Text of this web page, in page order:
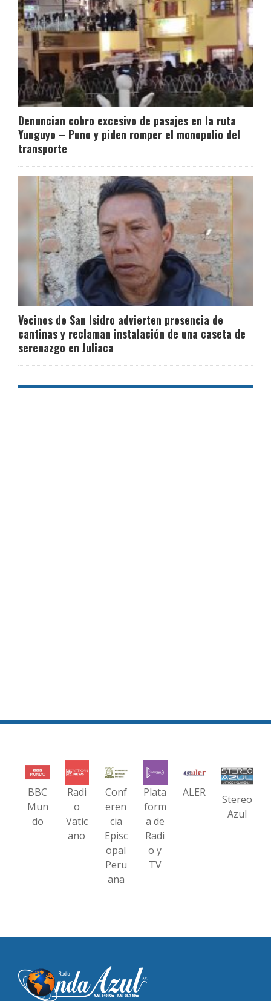
Denuncian cobro excesivo de pasajes en la ruta
Yunguyo – Puno y piden romper el monopolio del
transporte
Vecinos de San Isidro advierten presencia de
cantinas y reclaman instalación de una caseta de
serenazgo en Juliaca
BBC
Mun
do
Radi
o
Vatic
ano
Conf
eren
cia
Episc
opal
Peru
ana
Plata
form
a de
Radi
o y
TV
ALER
Stereo
Azul